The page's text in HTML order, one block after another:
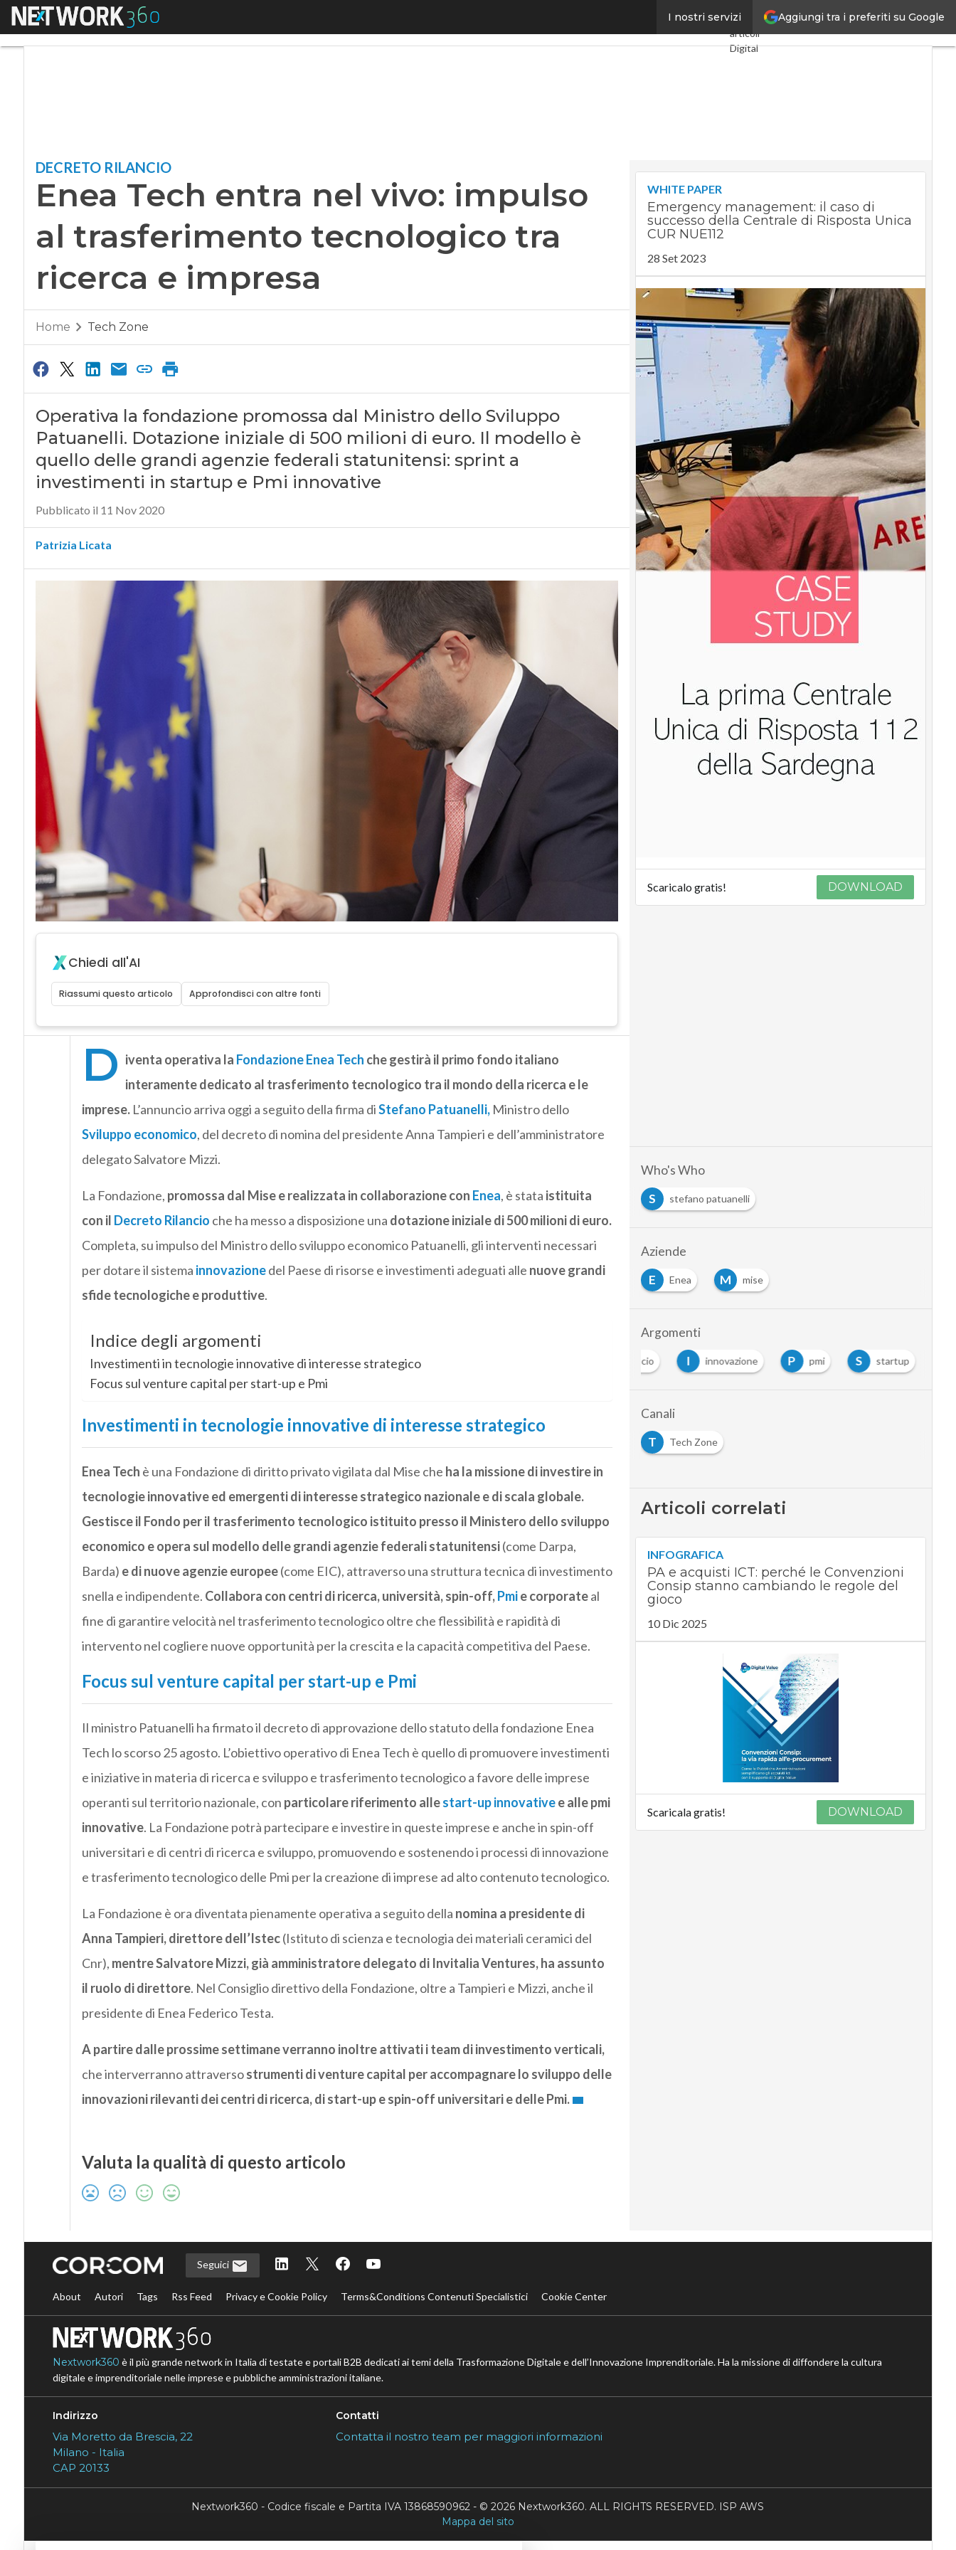
Aggiungi tra i preferiti su Google
I nostri servizi
Menu Enea Tech entra nel vivo: impulso al trasferimento tecnologico tra ricerca e impresaUltimi
articoli
Digital
artificiale
Videointerviste
Podcast
Privacy
DECRETO RILANCIO
Enea Tech entra nel vivo: impulso
al trasferimento tecnologico tra
ricerca e impresa
Home Tech Zone
Operativa la fondazione promossa dal Ministro dello Sviluppo
Patuanelli. Dotazione iniziale di 500 milioni di euro. Il modello è
quello delle grandi agenzie federali statunitensi: sprint a
investimenti in startup e Pmi innovative
Pubblicato il 11 Nov 2020
Patrizia Licata
Chiedi all'AI
Riassumi questo articolo Approfondisci con altre fonti
D iventa operativa la Fondazione Enea Tech che gestirà il primo fondo italiano
interamente dedicato al trasferimento tecnologico tra il mondo della ricerca e le
imprese. L’annuncio arriva oggi a seguito della firma diStefano Patuanelli, Ministro dello
Sviluppo economico, del decreto di nomina del presidente Anna Tampieri e dell’amministratore
delegato Salvatore Mizzi.
La Fondazione, promossa dal Mise e realizzata in collaborazione con Enea, è stata istituita
con il Decreto Rilancio che ha messo a disposizione una dotazione iniziale di 500 milioni di euro.
Completa, su impulso del Ministro dello sviluppo economico Patuanelli, gli interventi necessari
per dotare il sistema innovazionedel Paese di risorse e investimenti adeguati alle nuove grandi
sfide tecnologiche e produttive.
Indice degli argomenti
Investimenti in tecnologie innovative di interesse strategico
Focus sul venture capital per start-up e Pmi
Investimenti in tecnologie innovative di interesse strategico
Enea Tech è una Fondazione di diritto privato vigilata dal Mise che ha la missione di investire in
tecnologie innovative ed emergenti di interesse strategico nazionale e di scala globale.
Gestisce il Fondo per il trasferimento tecnologico istituito presso il Ministero dello sviluppo
economico e opera sul modello delle grandi agenzie federali statunitensi(come Darpa,
Barda) e di nuove agenzie europee(come EIC), attraverso una struttura tecnica di investimento
snella e indipendente. Collabora con centri di ricerca, università, spin-off,Pmie corporateal
fine di garantire velocità nel trasferimento tecnologico oltre che flessibilità e rapidità di
intervento nel cogliere nuove opportunità per la crescita e la capacità competitiva del Paese.
Focus sul venture capital per start-up e Pmi
Il ministro Patuanelli ha firmato il decreto di approvazione dello statuto della fondazione Enea
Tech lo scorso 25 agosto. L’obiettivo operativo di Enea Tech è quello di promuovere investimenti
e iniziative in materia di ricerca e sviluppo e trasferimento tecnologico a favore delle imprese
operanti sul territorio nazionale, con particolare riferimento alle start-up innovative e alle pmi
innovative. La Fondazione potrà partecipare e investire in queste imprese e anche in spin-off
universitari e di centri di ricerca e sviluppo, promuovendo e sostenendo i processi di innovazione
e trasferimento tecnologico delle Pmi per la creazione di imprese ad alto contenuto tecnologico.
La Fondazione è ora diventata pienamente operativa a seguito della nomina a presidente di
Anna Tampieri, direttore dell’Istec(Istituto di scienza e tecnologia dei materiali ceramici del
Cnr), mentre Salvatore Mizzi, già amministratore delegato di Invitalia Ventures, ha assunto
il ruolo di direttore. Nel Consiglio direttivo della Fondazione, oltre a Tampieri e Mizzi, anche il
presidente di Enea Federico Testa.
A partire dalle prossime settimane verranno inoltre attivati i team di investimento verticali,
che interverranno attraversostrumenti di venture capital per accompagnare lo sviluppo delle
innovazioni rilevanti dei centri di ricerca, di start-up e spin-off universitari e delle Pmi.
Valuta la qualità di questo articolo
WHITE PAPER
Emergency management: il caso di
successo della Centrale di Risposta Unica
CUR NUE112
28 Set 2023
Scaricalo gratis! DOWNLOAD
Who's Who
S
stefano patuanelli
Aziende
E
Enea M mise
Argomenti
decreto rilancio I innovazione P pmi S startup
Canali
T
Tech Zone
Articoli correlati
INFOGRAFICA
PA e acquisti ICT: perché le Convenzioni
Consip stanno cambiando le regole del
gioco
10 Dic 2025
Scaricala gratis! DOWNLOAD
Seguici
About Autori Tags Rss Feed Privacy e Cookie Policy Terms&Conditions Contenuti Specialistici Cookie Center
Nextwork360 è il più grande network in Italia di testate e portali B2B dedicati ai temi della Trasformazione Digitale e dell’Innovazione Imprenditoriale. Ha la missione di diffondere la cultura
digitale e imprenditoriale nelle imprese e pubbliche amministrazioni italiane.
Indirizzo
Via Moretto da Brescia, 22
Milano - Italia
CAP 20133
Contatti
Contatta il nostro team per maggiori informazioni
Nextwork360 - Codice fiscale e Partita IVA 13868590962 - © 2026 Nextwork360. ALL RIGHTS RESERVED. ISP AWS
Mappa del sito